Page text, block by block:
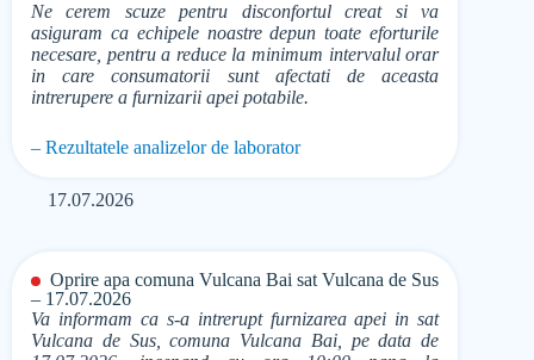
Ne cerem scuze pentru disconfortul creat si va
asiguram ca echipele noastre depun toate eforturile
necesare, pentru a reduce la minimum intervalul orar
in care consumatorii sunt afectati de aceasta
intrerupere a furnizarii apei potabile.
– Rezultatele analizelor de laborator
17.07.2026
Oprire apa comuna Vulcana Bai sat Vulcana de Sus
– 17.07.2026
Va informam ca s-a intrerupt furnizarea apei in sat
Vulcana de Sus, comuna Vulcana Bai, pe data de